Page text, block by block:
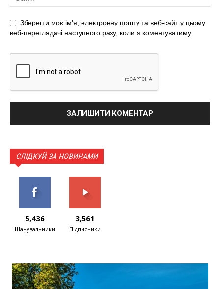
Зберегти моє ім'я, електронну пошту та веб-сайт у цьому
веб-переглядачі наступного разу, коли я коментуватиму.
СЛІДКУЙ ЗА НОВИНАМИ
5,436
Шанувальники
3,561
Підписники